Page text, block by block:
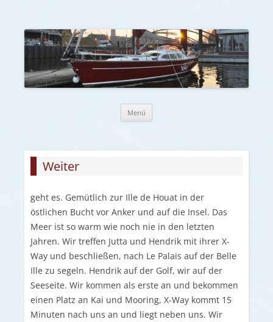
Menü
Weiter
geht es. Gemütlich zur Ille de Houat in der
östlichen Bucht vor Anker und auf die Insel. Das
Meer ist so warm wie noch nie in den letzten
Jahren. Wir treffen Jutta und Hendrik mit ihrer X-
Way und beschließen, nach Le Palais auf der Belle
Ille zu segeln. Hendrik auf der Golf, wir auf der
Seeseite. Wir kommen als erste an und bekommen
einen Platz an Kai und Mooring, X-Way kommt 15
Minuten nach uns an und liegt neben uns. Wir